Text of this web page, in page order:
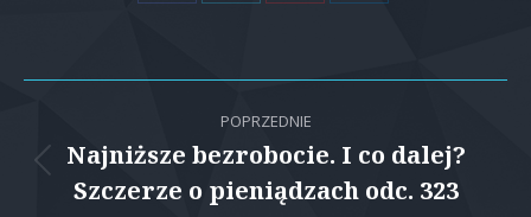
Facebook
X
PinterestLinkedIn
Nawigacja
wpisów
POPRZEDNIE
wpis:
Najniższe bezrobocie. I co dalej?
Szczerze o pieniądzach odc. 323